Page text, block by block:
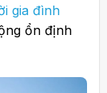
gia đình
ổn định